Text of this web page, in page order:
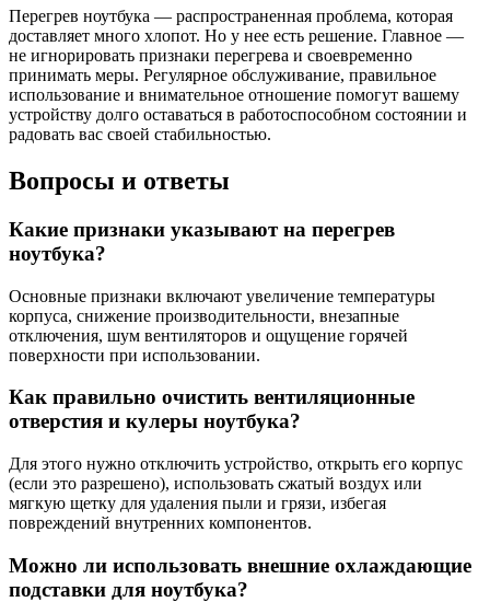
Перегрев ноутбука — распространенная проблема, которая
доставляет много хлопот. Но у нее есть решение. Главное —
не игнорировать признаки перегрева и своевременно
принимать меры. Регулярное обслуживание, правильное
использование и внимательное отношение помогут вашему
устройству долго оставаться в работоспособном состоянии и
радовать вас своей стабильностью.
Вопросы и ответы
Какие признаки указывают на перегрев
ноутбука?
Основные признаки включают увеличение температуры
корпуса, снижение производительности, внезапные
отключения, шум вентиляторов и ощущение горячей
поверхности при использовании.
Как правильно очистить вентиляционные
отверстия и кулеры ноутбука?
Для этого нужно отключить устройство, открыть его корпус
(если это разрешено), использовать сжатый воздух или
мягкую щетку для удаления пыли и грязи, избегая
повреждений внутренних компонентов.
Можно ли использовать внешние охлаждающие
подставки для ноутбука?